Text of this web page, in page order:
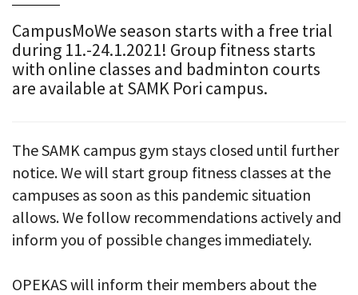
CampusMoWe season starts with a free trial
during 11.-24.1.2021! Group fitness starts
with online classes and badminton courts
are available at SAMK Pori campus.
The SAMK campus gym stays closed until further
notice. We will start group fitness classes at the
campuses as soon as this pandemic situation
allows. We follow recommendations actively and
inform you of possible changes immediately.
OPEKAS will inform their members about the